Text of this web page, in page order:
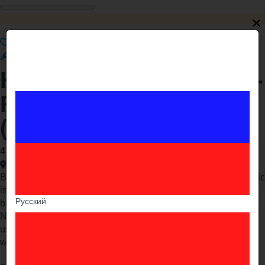
Русский
HP Latex 315 54" Large-
Format Printer
(INDOELECTRONIC)
4 715$
Buy new HP Latex 315 54" Large-Format Printer IndoElectronic
is 100% safe, Because IndoElectronic provide a 100% money
back guarantee. Location IndoElectronic : Jl.S.Parman
No.21/272 Medan Sumatera Utara 20151 Indonesia. Contact
us :
website : Indoelectronic.com